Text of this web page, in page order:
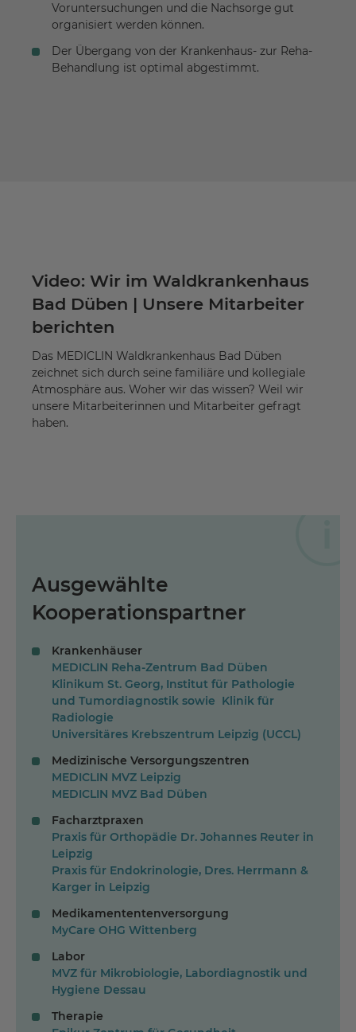
Voruntersuchungen und die Nachsorge gut
organisiert werden können.
Der Übergang von der Krankenhaus- zur Reha-
Behandlung ist optimal abgestimmt.
Video: Wir im Waldkrankenhaus
Bad Düben | Unsere Mitarbeiter
berichten
Das MEDICLIN Waldkrankenhaus Bad Düben
zeichnet sich durch seine familiäre und kollegiale
Atmosphäre aus. Woher wir das wissen? Weil wir
unsere Mitarbeiterinnen und Mitarbeiter gefragt
haben.
Ausgewählte
Kooperationspartner
Krankenhäuser
MEDICLIN Reha-Zentrum Bad Düben
Klinikum St. Georg, Institut für Pathologie
und Tumordiagnostik sowie Klinik für
Radiologie
Universitäres Krebszentrum Leipzig (UCCL)
Medizinische Versorgungszentren
MEDICLIN MVZ Leipzig
MEDICLIN MVZ Bad Düben
Facharztpraxen
Praxis für Orthopädie Dr. Johannes Reuter in
Leipzig
Praxis für Endokrinologie, Dres. Herrmann &
Karger in Leipzig
Medikamententenversorgung
MyCare OHG Wittenberg
Labor
MVZ für Mikrobiologie, Labordiagnostik und
Hygiene Dessau
Therapie